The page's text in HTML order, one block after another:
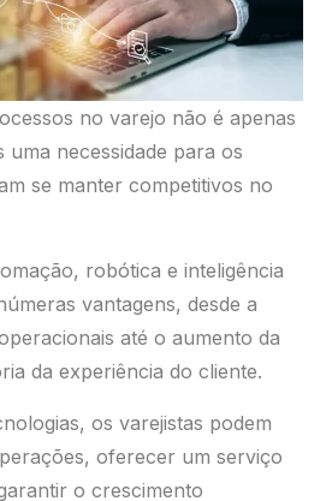
no varejo não é apenas
uma necessidade para os
se manter competitivos no
robótica e inteligência
vantagens, desde a
até o aumento da
da experiência do cliente.
os varejistas podem
oferecer um serviço
o crescimento